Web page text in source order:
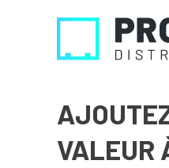
VALEUR